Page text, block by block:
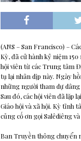
(ANS – San Francisco) –
Kỳ, đã cử hành kỷ niệm
hội viên từ các Trung tâm
tụ lại nhân dịp này. Ngày
những người tham dự dâng
Sau đó, các hội viên đã
Giáo hội và xã hội. Kỳ tĩnh
củng cố ơn gọi Salêdiêng
Ban Truyền thông chuyển